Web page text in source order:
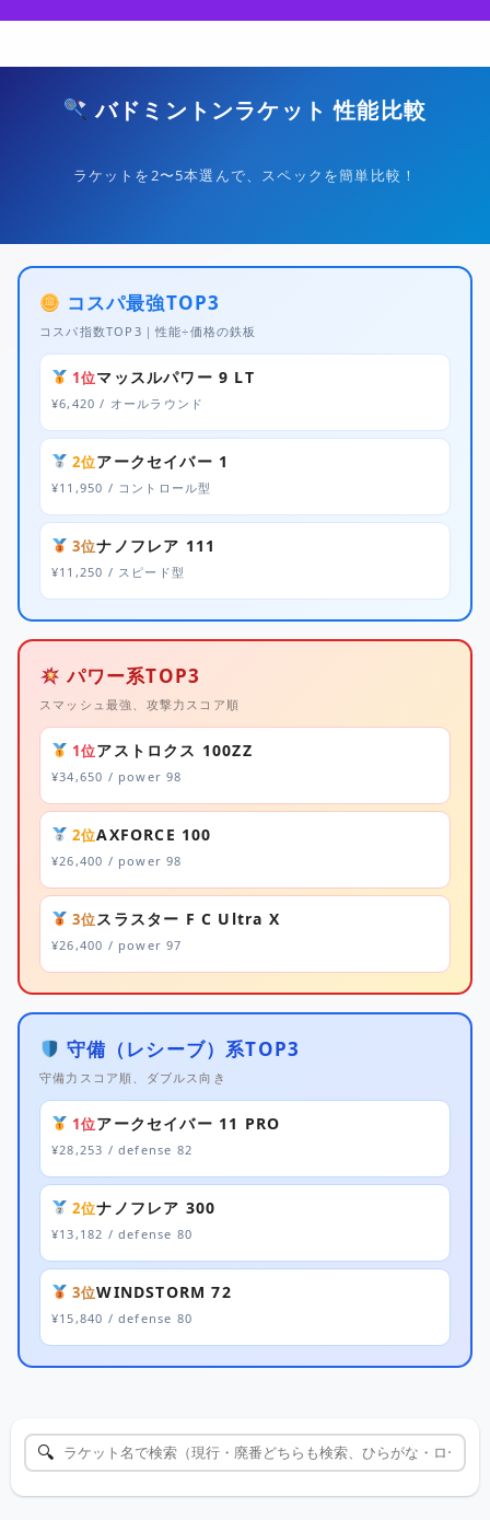
バドミントンラケット 性能比較
ラケットを2〜5本選んで、スペックを簡単比較！
コスパ最強TOP3
コスパ指数TOP3｜性能÷価格の鉄板
1位マッスルパワー 9 LT
¥6,420 / オールラウンド
2位アークセイバー 1
¥11,950 / コントロール型
3位ナノフレア 111
¥11,250 / スピード型
パワー系TOP3
スマッシュ最強、攻撃力スコア順
1位アストロクス 100ZZ
¥34,650 / power 98
2位AXFORCE 100
¥26,400 / power 98
3位スラスター F C Ultra X
¥26,400 / power 97
守備（レシーブ）系TOP3
守備力スコア順、ダブルス向き
1位アークセイバー 11 PRO
¥28,253 / defense 82
2位ナノフレア 300
¥13,182 / defense 80
3位WINDSTORM 72
¥15,840 / defense 80